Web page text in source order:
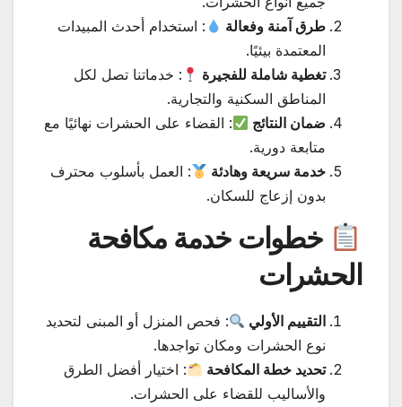
طرق آمنة وفعالة
: استخدام أحدث المبيدات
المعتمدة بيئيًا.
تغطية شاملة للفجيرة
: خدماتنا تصل لكل
المناطق السكنية والتجارية.
ضمان النتائج
: القضاء على الحشرات نهائيًا مع
متابعة دورية.
خدمة سريعة وهادئة
: العمل بأسلوب محترف
بدون إزعاج للسكان.
خطوات خدمة مكافحة
الحشرات
التقييم الأولي
: فحص المنزل أو المبنى لتحديد
نوع الحشرات ومكان تواجدها.
تحديد خطة المكافحة
: اختيار أفضل الطرق
والأساليب للقضاء على الحشرات.